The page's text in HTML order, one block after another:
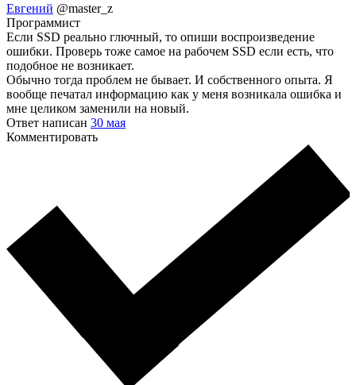
Евгений @master_z
Программист
Если SSD реально глючный, то опиши воспроизведение
ошибки. Проверь тоже самое на рабочем SSD если есть, что
подобное не возникает.
Обычно тогда проблем не бывает. И собственного опыта. Я
вообще печатал информацию как у меня возникала ошибка и
мне целиком заменили на новый.
Ответ написан 30 мая
Комментировать